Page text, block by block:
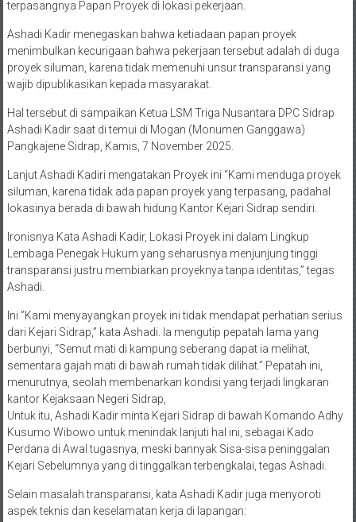
terpasangnya Papan Proyek di lokasi pekerjaan.
​Ashadi Kadir menegaskan bahwa ketiadaan papan proyek
menimbulkan kecurigaan bahwa pekerjaan tersebut adalah di duga
proyek siluman, karena tidak memenuhi unsur transparansi yang
wajib dipublikasikan kepada masyarakat.
Hal tersebut di sampaikan Ketua LSM Triga Nusantara DPC Sidrap
Ashadi Kadir saat di temui di Mogan (Monumen Ganggawa)
Pangkajene Sidrap, Kamis, 7 November 2025.
Lanjut Ashadi Kadiri mengatakan Proyek ini “Kami menduga proyek
siluman, karena tidak ada papan proyek yang terpasang, padahal
lokasinya berada di bawah hidung Kantor Kejari Sidrap sendiri.
Ironisnya Kata Ashadi Kadir, Lokasi Proyek ini dalam Lingkup
Lembaga Penegak Hukum yang seharusnya menjunjung tinggi
transparansi justru membiarkan proyeknya tanpa identitas,” tegas
Ashadi.
Ini ​”Kami menyayangkan proyek ini tidak mendapat perhatian serius
dari Kejari Sidrap,” kata Ashadi. Ia mengutip pepatah lama yang
berbunyi, “Semut mati di kampung seberang dapat ia melihat,
sementara gajah mati di bawah rumah tidak dilihat.” Pepatah ini,
menurutnya, seolah membenarkan kondisi yang terjadi lingkaran
kantor Kejaksaan Negeri Sidrap,
Untuk itu, Ashadi Kadir minta Kejari Sidrap di bawah Komando Adhy
Kusumo Wibowo untuk menindak lanjuti hal ini, sebagai Kado
Perdana di Awal tugasnya, meski bannyak Sisa-sisa peninggalan
Kejari Sebelumnya yang di tinggalkan terbengkalai, tegas Ashadi.
​Selain masalah transparansi, kata Ashadi Kadir juga menyoroti
aspek teknis dan keselamatan kerja di lapangan: